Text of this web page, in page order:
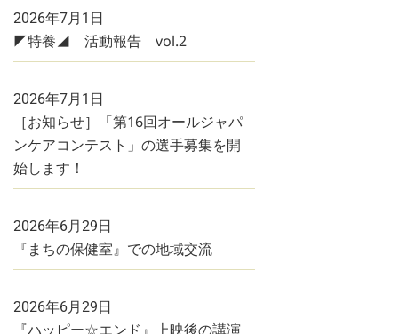
2026年7月1日
◤特養◢ 活動報告 vol.2
2026年7月1日
［お知らせ］「第16回オールジャパ
ンケアコンテスト」の選手募集を開
始します！
2026年6月29日
『まちの保健室』での地域交流
2026年6月29日
『ハッピー☆エンド』上映後の講演